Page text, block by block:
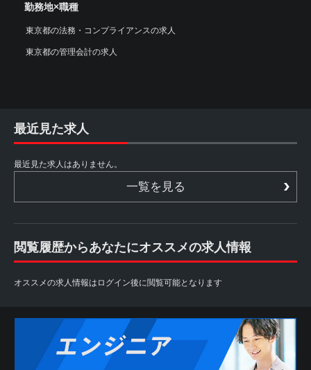
勤務地×職種
東京都の法務・コンプライアンスの求人
東京都の管理会計の求人
最近見た求人
最近見た求人はありません。
一覧を見る
閲覧履歴からあなたにオススメの求人情報
オススメの求人情報はログイン後に閲覧可能となります